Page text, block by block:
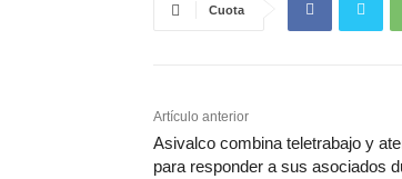
Cuota
Artículo anterior
Asivalco combina teletrabajo y
para responder a sus asociados